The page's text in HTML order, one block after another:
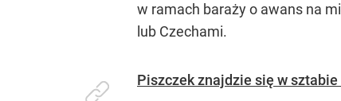
w ramach baraży o awans na
lub Czechami.
Piszczek znajdzie się w